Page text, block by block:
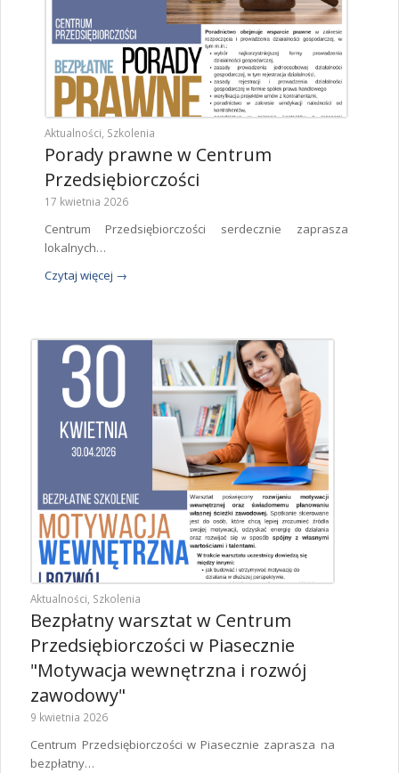
Aktualności Szkolenia
Porady prawne w Centrum
Przedsiębiorczości
17 kwietnia 2026
Centrum Przedsiębiorczości serdecznie zaprasza
lokalnych…
Czytaj więcej →
Aktualności, Szkolenia
Bezpłatny warsztat w Centrum
Przedsiębiorczości w Piasecznie
"Motywacja wewnętrzna i rozwój
zawodowy"
9 kwietnia 2026
Centrum Przedsiębiorczości w Piasecznie zaprasza na
bezpłatny…